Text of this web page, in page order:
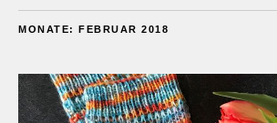
MONATE: FEBRUAR 2018